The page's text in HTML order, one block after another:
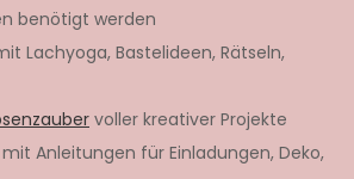
benötigt werden
Lachyoga, Bastelideen, Rätseln,
voller kreativer Projekte
mit Anleitungen für Einladungen, Deko,